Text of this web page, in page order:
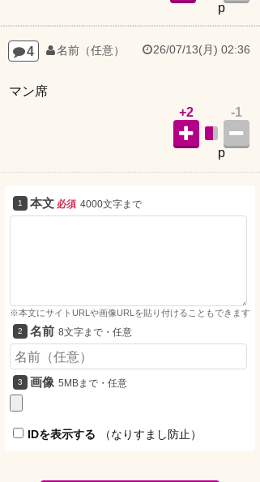
4 名前（任意） 26/07/13(月) 02:36
マン席
-1
p
+2
本文 必須 4000文字まで
※本文にサイトURLや画像URLを貼り付けることもできます
名前 8文字まで・任意
画像 5MBまで・任意
IDを表示する （なりすまし防止）